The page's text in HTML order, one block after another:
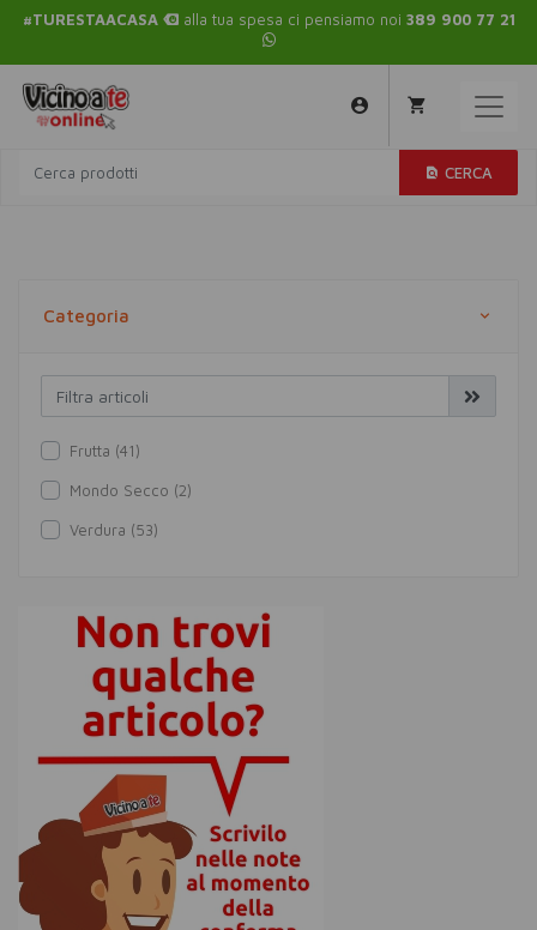
#TURESTAACASA alla tua spesa ci pensiamo noi 389 900 77 21
CERCA
Categoria
Frutta (41)
Mondo Secco (2)
Verdura (53)